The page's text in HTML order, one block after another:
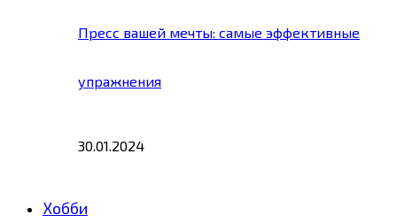
Пресс вашей мечты: самые эффективные
упражнения
30.01.2024
Хобби